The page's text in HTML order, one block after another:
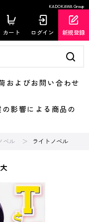
KADOKAWA Group
カート ログイン 新規登録
よびお問い合わせ
影響による商品の
ベル ライトノベル